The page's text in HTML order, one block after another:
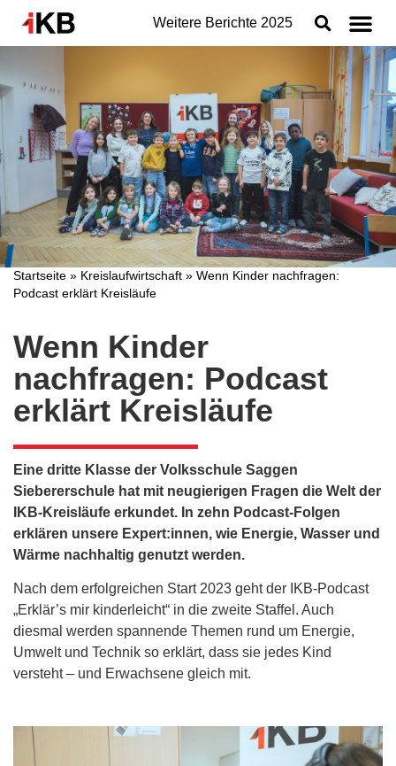
Weitere Berichte 2025
Topthemen
Nachhaltigkeit
Geschäftsbereiche der IKB
Organisation
Jahresabschluss
Konzern
Startseite » Kreislaufwirtschaft » Wenn Kinder nachfragen:
Podcast erklärt Kreisläufe
Wenn Kinder
nachfragen: Podcast
erklärt Kreisläufe
Eine dritte Klasse der Volksschule Saggen
Siebererschule hat mit neugierigen Fragen die Welt der
IKB-Kreisläufe erkundet. In zehn Podcast-Folgen
erklären unsere Expert:innen, wie Energie, Wasser und
Wärme nachhaltig genutzt werden.
Nach dem erfolgreichen Start 2023 geht der IKB-Podcast
„Erklär’s mir kinderleicht“ in die zweite Staffel. Auch
diesmal werden spannende Themen rund um Energie,
Umwelt und Technik so erklärt, dass sie jedes Kind
versteht – und Erwachsene gleich mit.